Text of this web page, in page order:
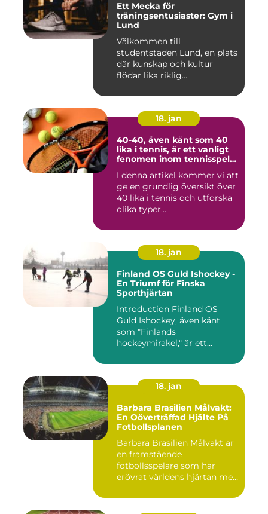
Ett Mecka för
träningsentusiaster: Gym i
Lund
Välkommen till
studentstaden Lund, en plats
där kunskap och kultur
flödar lika riklig...
18. jan
40-40, även känt som 40
lika i tennis, är ett vanligt
fenomen inom tennisspelet
spännande och
frustrerande för spelare
och fans
I denna artikel kommer vi att
ge en grundlig översikt över
40 lika i tennis och utforska
olika typer...
18. jan
Finland OS Guld Ishockey -
En Triumf för Finska
Sporthjärtan
Introduction Finland OS
Guld Ishockey, även känt
som "Finlands
hockeymirakel," är ett
18. jan
Barbara Brasilien Målvakt:
En Oöverträffad Hjälte På
Fotbollsplanen
Barbara Brasilien Målvakt är
en framstående
fotbollsspelare som har
erövrat världens hjärtan med